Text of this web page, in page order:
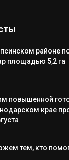
районе
площадью 5,2 га
повышенной
крае
тем, кто